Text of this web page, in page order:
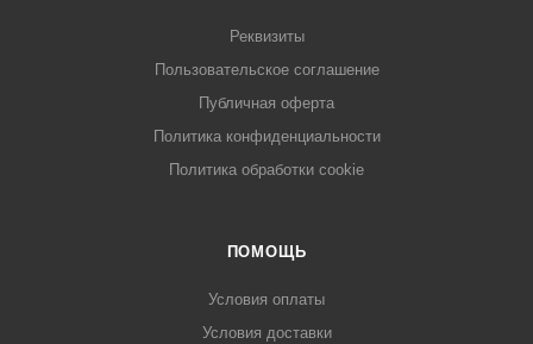
Реквизиты
Пользовательское соглашение
Публичная оферта
Политика конфиденциальности
Политика обработки cookie
ПОМОЩЬ
Условия оплаты
Условия доставки